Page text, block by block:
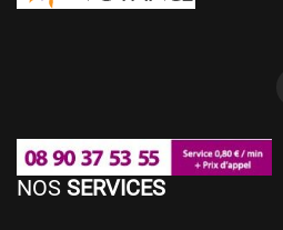
NOS SERVICES